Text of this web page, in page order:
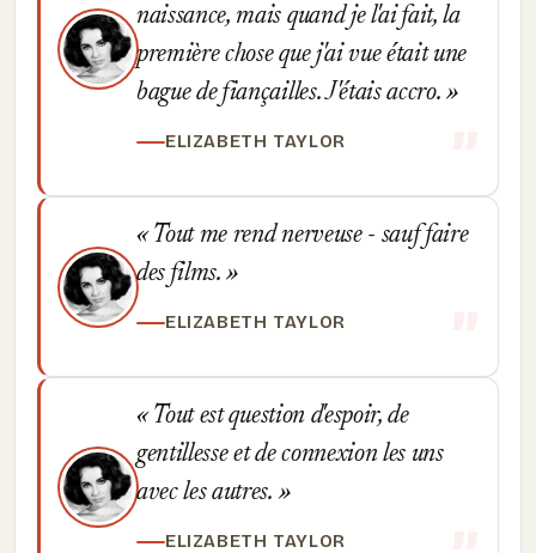
naissance, mais quand je l'ai fait, la
première chose que j'ai vue était une
bague de fiançailles. J'étais accro.
ELIZABETH TAYLOR
Tout me rend nerveuse - sauf faire
des films.
ELIZABETH TAYLOR
Tout est question d'espoir, de
gentillesse et de connexion les uns
avec les autres.
ELIZABETH TAYLOR